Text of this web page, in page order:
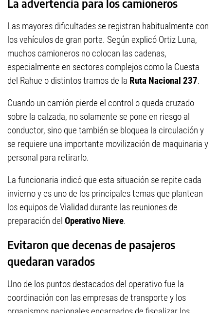
La advertencia para los camioneros
Las mayores dificultades se registran habitualmente con
los vehículos de gran porte. Según explicó Ortiz Luna,
muchos camioneros no colocan las cadenas,
especialmente en sectores complejos como la Cuesta
del Rahue o distintos tramos de la Ruta Nacional 237.
Cuando un camión pierde el control o queda cruzado
sobre la calzada, no solamente se pone en riesgo al
conductor, sino que también se bloquea la circulación y
se requiere una importante movilización de maquinaria y
personal para retirarlo.
La funcionaria indicó que esta situación se repite cada
invierno y es uno de los principales temas que plantean
los equipos de Vialidad durante las reuniones de
preparación del Operativo Nieve.
Evitaron que decenas de pasajeros
quedaran varados
Uno de los puntos destacados del operativo fue la
coordinación con las empresas de transporte y los